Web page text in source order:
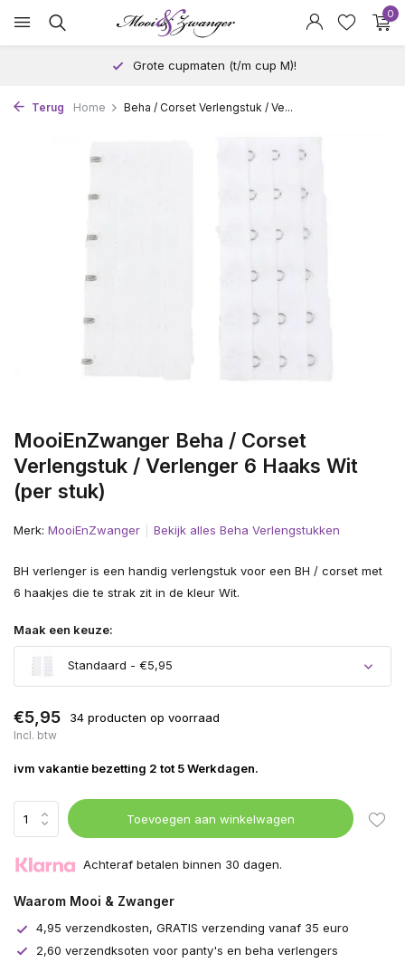
0
Grote cupmaten (t/m cup M)!
Terug Home Beha / Corset Verlengstuk / Ve...
MooiEnZwanger Beha / Corset
Verlengstuk / Verlenger 6 Haaks Wit
(per stuk)
Merk: MooiEnZwanger Bekijk alles Beha Verlengstukken
BH verlenger is een handig verlengstuk voor een BH / corset met
6 haakjes die te strak zit in de kleur Wit.
Maak een keuze:
Standaard - €5,95
€5,95 34 producten op voorraad
Incl. btw
ivm vakantie bezetting 2 tot 5 Werkdagen.
Toevoegen aan winkelwagen
Achteraf betalen binnen 30 dagen.
Waarom Mooi & Zwanger
4,95 verzendkosten, GRATIS verzending vanaf 35 euro
2,60 verzendksoten voor panty's en beha verlengers